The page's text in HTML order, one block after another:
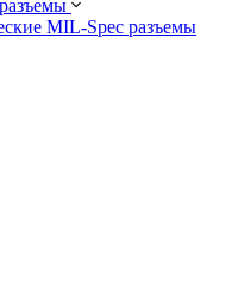
MIL-Spec разъемы